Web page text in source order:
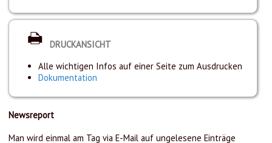
DRUCKANSICHT
Alle wichtigen Infos auf einer Seite zum Ausdrucken
Dokumentation
Newsreport
Man wird einmal am Tag via E-Mail auf ungelesene Einträge